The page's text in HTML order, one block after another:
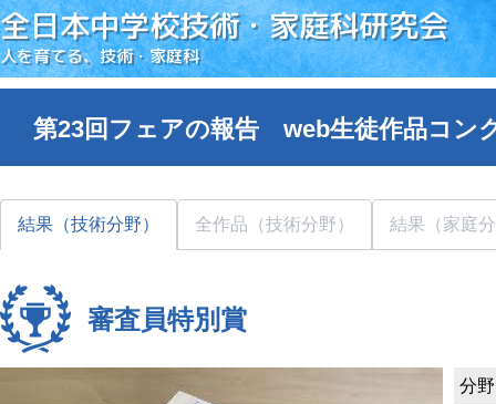
全日本中学校技術・家庭科研究会
人を育てる、技術・家庭科
第23回フェアの報告 web生徒作品コン
結果（技術分野） 全作品（技術分野） 結果（家庭
審査員特別賞
分